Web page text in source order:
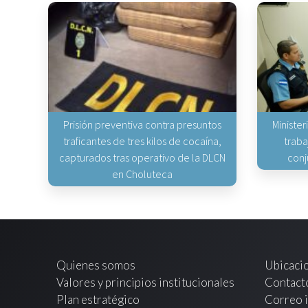
Prisión preventiva contra presuntos
traficantes de tres kilos de cocaína,
capturados tras operativo de la DLCN
en Choluteca
Quienes somos
Valores y principios institucionales
Plan estratégico
Correo